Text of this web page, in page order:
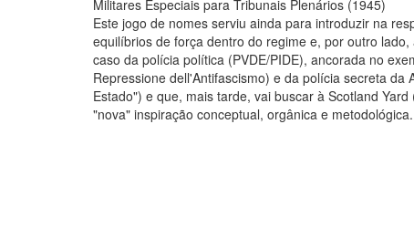
Militares Especiais para Tribunais Plenários (1945)
Este jogo de nomes serviu ainda para introduzir na
equilíbrios de força dentro do regime e, por outro
caso da polícia política (PVDE/PIDE), ancorada no
Repressione dell'Antifascismo) e da polícia secreta
Estado") e que, mais tarde, vai buscar à Scotland
"nova" inspiração conceptual, orgânica e metodológica.